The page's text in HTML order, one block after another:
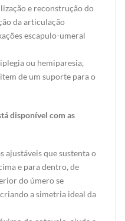
e reconstrução do
da articulação
escapulo-umeral
ou hemiparesia,
de um suporte para o
disponível com as
ajustáveis que sustenta o
e para dentro, de
do úmero se
a simetria ideal da